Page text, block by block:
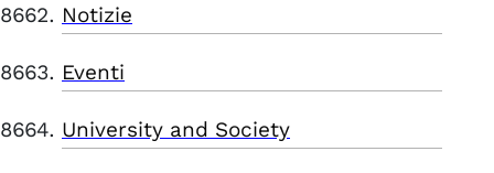
Notizie
Eventi
University and Society